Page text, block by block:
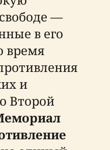
—
в его
время
и
Второй